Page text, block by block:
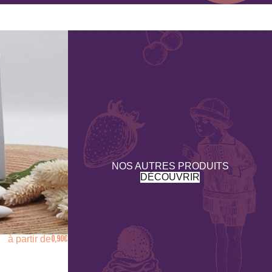
à partir de0,90€
NOS AUTRES PRODUITS
DÉCOUVRIR